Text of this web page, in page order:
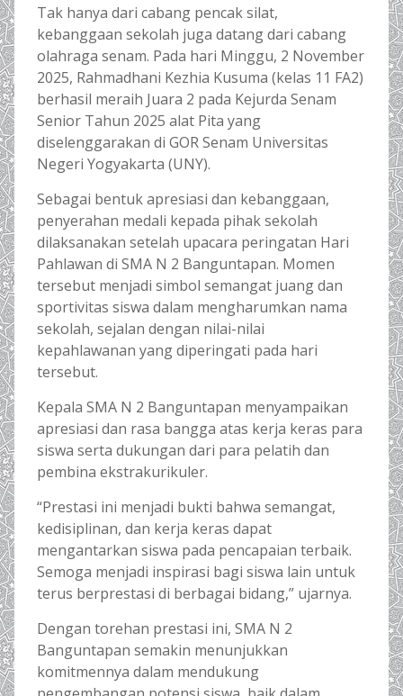
Tak hanya dari cabang pencak silat,
kebanggaan sekolah juga datang dari cabang
olahraga senam. Pada hari Minggu, 2 November
2025, Rahmadhani Kezhia Kusuma (kelas 11 FA2)
berhasil meraih Juara 2 pada Kejurda Senam
Senior Tahun 2025 alat Pita yang
diselenggarakan di GOR Senam Universitas
Negeri Yogyakarta (UNY).
Sebagai bentuk apresiasi dan kebanggaan,
penyerahan medali kepada pihak sekolah
dilaksanakan setelah upacara peringatan Hari
Pahlawan di SMA N 2 Banguntapan. Momen
tersebut menjadi simbol semangat juang dan
sportivitas siswa dalam mengharumkan nama
sekolah, sejalan dengan nilai-nilai
kepahlawanan yang diperingati pada hari
tersebut.
Kepala SMA N 2 Banguntapan menyampaikan
apresiasi dan rasa bangga atas kerja keras para
siswa serta dukungan dari para pelatih dan
pembina ekstrakurikuler.
“Prestasi ini menjadi bukti bahwa semangat,
kedisiplinan, dan kerja keras dapat
mengantarkan siswa pada pencapaian terbaik.
Semoga menjadi inspirasi bagi siswa lain untuk
terus berprestasi di berbagai bidang,” ujarnya.
Dengan torehan prestasi ini, SMA N 2
Banguntapan semakin menunjukkan
komitmennya dalam mendukung